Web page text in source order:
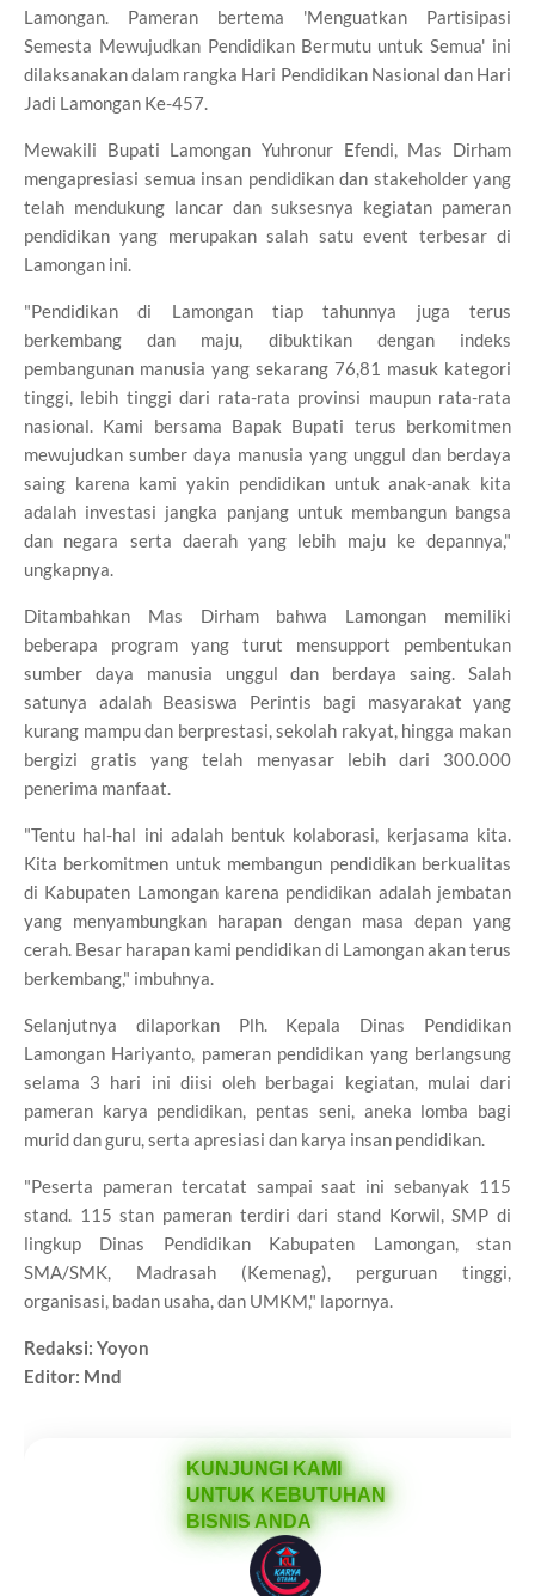
Lamongan. Pameran bertema 'Menguatkan Partisipasi
Semesta Mewujudkan Pendidikan Bermutu untuk Semua' ini
dilaksanakan dalam rangka Hari Pendidikan Nasional dan Hari
Jadi Lamongan Ke-457.
Mewakili Bupati Lamongan Yuhronur Efendi, Mas Dirham
mengapresiasi semua insan pendidikan dan stakeholder yang
telah mendukung lancar dan suksesnya kegiatan pameran
pendidikan yang merupakan salah satu event terbesar di
Lamongan ini.
"Pendidikan di Lamongan tiap tahunnya juga terus
berkembang dan maju, dibuktikan dengan indeks
pembangunan manusia yang sekarang 76,81 masuk kategori
tinggi, lebih tinggi dari rata-rata provinsi maupun rata-rata
nasional. Kami bersama Bapak Bupati terus berkomitmen
mewujudkan sumber daya manusia yang unggul dan berdaya
saing karena kami yakin pendidikan untuk anak-anak kita
adalah investasi jangka panjang untuk membangun bangsa
dan negara serta daerah yang lebih maju ke depannya,"
ungkapnya.
Ditambahkan Mas Dirham bahwa Lamongan memiliki
beberapa program yang turut mensupport pembentukan
sumber daya manusia unggul dan berdaya saing. Salah
satunya adalah Beasiswa Perintis bagi masyarakat yang
kurang mampu dan berprestasi, sekolah rakyat, hingga makan
bergizi gratis yang telah menyasar lebih dari 300.000
penerima manfaat.
"Tentu hal-hal ini adalah bentuk kolaborasi, kerjasama kita.
Kita berkomitmen untuk membangun pendidikan berkualitas
di Kabupaten Lamongan karena pendidikan adalah jembatan
yang menyambungkan harapan dengan masa depan yang
cerah. Besar harapan kami pendidikan di Lamongan akan terus
berkembang," imbuhnya.
Selanjutnya dilaporkan Plh. Kepala Dinas Pendidikan
Lamongan Hariyanto, pameran pendidikan yang berlangsung
selama 3 hari ini diisi oleh berbagai kegiatan, mulai dari
pameran karya pendidikan, pentas seni, aneka lomba bagi
murid dan guru, serta apresiasi dan karya insan pendidikan.
"Peserta pameran tercatat sampai saat ini sebanyak 115
stand. 115 stan pameran terdiri dari stand Korwil, SMP di
lingkup Dinas Pendidikan Kabupaten Lamongan, stan
SMA/SMK, Madrasah (Kemenag), perguruan tinggi,
organisasi, badan usaha, dan UMKM," lapornya.
Redaksi: Yoyon
Editor: Mnd
KUNJUNGI KAMI
UNTUK KEBUTUHAN
BISNIS ANDA